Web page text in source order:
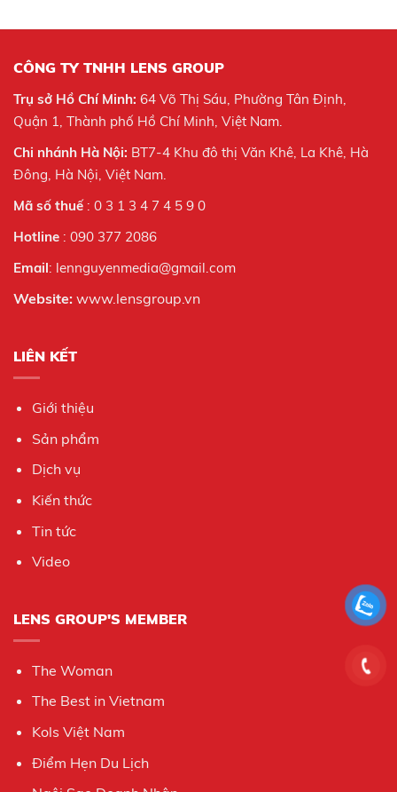
CÔNG TY TNHH LENS GROUP
Trụ sở Hồ Chí Minh: 64 Võ Thị Sáu, Phường Tân Định,
Quận 1, Thành phố Hồ Chí Minh, Việt Nam.
Chi nhánh Hà Nội: BT7-4 Khu đô thị Văn Khê, La Khê, Hà
Đông, Hà Nội, Việt Nam.
Mã số thuế : 0 3 1 3 4 7 4 5 9 0
Hotline : 090 377 2086
Email: lennguyenmedia@gmail.com
Website: www.lensgroup.vn
LIÊN KẾT
Giới thiệu
Sản phẩm
Dịch vụ
Kiến thức
Tin tức
Video
LENS GROUP'S MEMBER
The Woman
The Best in Vietnam
Kols Việt Nam
Điểm Hẹn Du Lịch